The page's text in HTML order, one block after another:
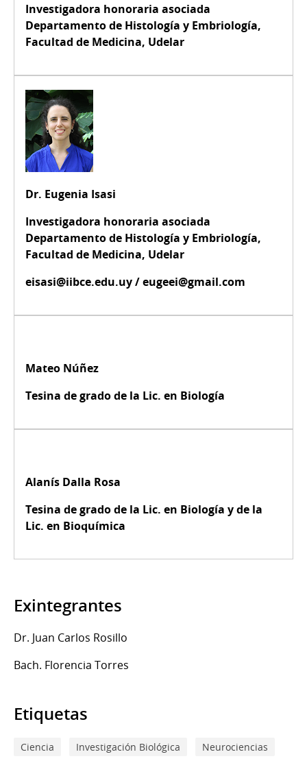
Investigadora honoraria asociada
Departamento de Histología y Embriología,
Facultad de Medicina, Udelar
Dr. Eugenia Isasi
Investigadora honoraria asociada
Departamento de Histología y Embriología,
Facultad de Medicina, Udelar
eisasi@iibce.edu.uy / eugeei@gmail.com
Mateo Núñez
Tesina de grado de la Lic. en Biología
Alanís Dalla Rosa
Tesina de grado de la Lic. en Biología y de la
Lic. en Bioquímica
Exintegrantes
Dr. Juan Carlos Rosillo
Bach. Florencia Torres
Etiquetas
Ciencia Investigación Biológica Neurociencias